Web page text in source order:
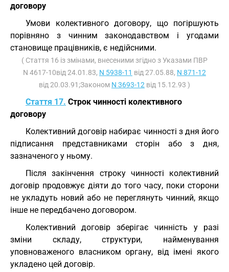
договору
Умови колективного договору, що погіршують
порівняно з чинним законодавством і угодами
становище працівників, є недійсними.
( Стаття 16 із змінами, внесеними згідно з Указами ПВР
N 4617-10від 24.01.83, N 5938-11 від 27.05.88, N 871-12
від 20.03.91;Законом N 3693-12 від 15.12.93 )
Стаття 17. Строк чинності колективного
договору
Колективний договір набирає чинності з дня його
підписання представниками сторін або з дня,
зазначеного у ньому.
Після закінчення строку чинності колективний
договір продовжує діяти до того часу, поки сторони
не укладуть новий або не переглянуть чинний, якщо
інше не передбачено договором.
Колективний договір зберігає чинність у разі
зміни складу, структури, найменування
уповноваженого власником органу, від імені якого
укладено цей договір.